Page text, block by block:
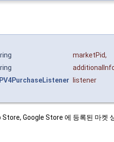
marketPid,
listener
Store, Google Store 에 등록된 마켓